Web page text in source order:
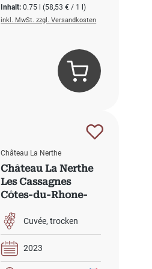
Inhalt:0.75 l(58,53 € / 1 l)
inkl. MwSt. zzgl. Versandkosten
Château La Nerthe
Château La Nerthe
Les Cassagnes
Côtes-du-Rhone-
Cuvée trocken
2023